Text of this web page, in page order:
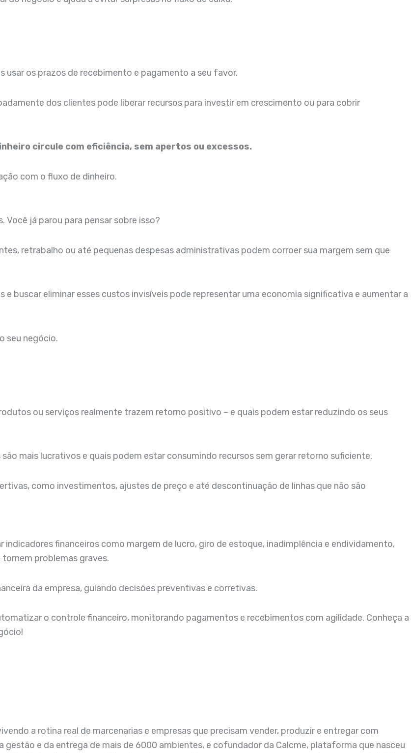
usar os prazos de recebimento e pagamento a seu favor.
dos clientes pode liberar recursos para investir em crescimento ou para cobrir
circule com eficiência, sem apertos ou excessos.
com o fluxo de dinheiro.
já parou para pensar sobre isso?
retrabalho ou até pequenas despesas administrativas podem corroer sua margem sem que
buscar eliminar esses custos invisíveis pode representar uma economia significativa e aumentar a
seu negócio.
ou serviços realmente trazem retorno positivo – e quais podem estar reduzindo os seus
mais lucrativos e quais podem estar consumindo recursos sem gerar retorno suficiente.
como investimentos, ajustes de preço e até descontinuação de linhas que não são
indicadores financeiros como margem de lucro, giro de estoque, inadimplência e endividamento,
problemas graves.
da empresa, guiando decisões preventivas e corretivas.
o controle financeiro, monitorando pagamentos e recebimentos com agilidade. Conheça a
a rotina real de marcenarias e empresas que precisam vender, produzir e entregar com
e da entrega de mais de 6000 ambientes, e cofundador da Calcme, plataforma que nasceu